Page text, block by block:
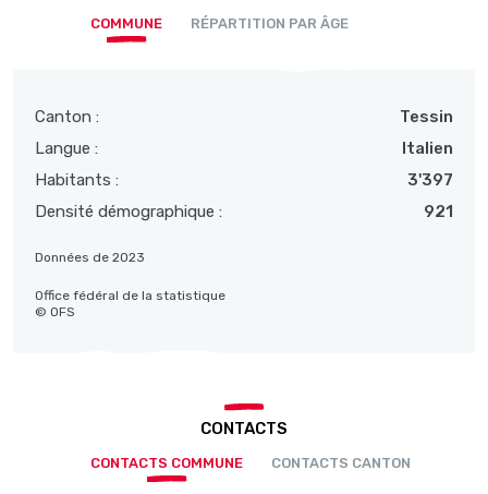
COMMUNE RÉPARTITION PAR ÂGE
Canton :
Tessin
Langue :
Italien
Habitants :
3'397
Densité démographique :
921
Données de 2023
Office fédéral de la statistique
© OFS
CONTACTS
CONTACTS COMMUNE CONTACTS CANTON